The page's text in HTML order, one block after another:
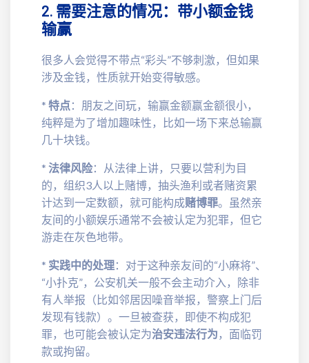
2. 需要注意的情况：带小额金钱
输赢
很多人会觉得不带点“彩头”不够刺激，但如果
涉及金钱，性质就开始变得敏感。
* 特点：朋友之间玩，输赢金额赢金额很小，
纯粹是为了增加趣味性，比如一场下来总输赢
几十块钱。
* 法律风险：从法律上讲，只要以营利为目
的，组织3人以上赌博，抽头渔利或者赌资累
计达到一定数额，就可能构成赌博罪。虽然亲
友间的小额娱乐通常不会被认定为犯罪，但它
游走在灰色地带。
* 实践中的处理：对于这种亲友间的“小麻将”、
“小扑克”，公安机关一般不会主动介入，除非
有人举报（比如邻居因噪音举报，警察上门后
发现有钱款）。一旦被查获，即使不构成犯
罪，也可能会被认定为治安违法行为 ，面临罚
款或拘留。